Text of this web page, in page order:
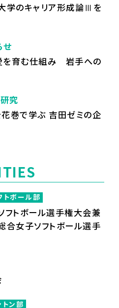
学のキャリア形成論Ⅲを
せ
を育む仕組み 岩手への
究
巻で学ぶ 吉田ゼミの企
トボール部
トボール選手権大会兼
女子ソフトボール選手
トン部